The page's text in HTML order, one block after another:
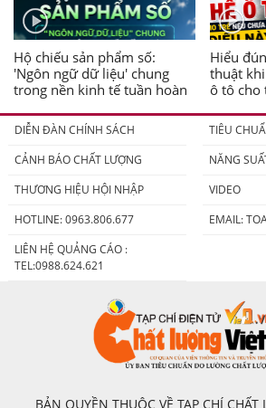
Hộ chiếu sản phẩm số:
'Ngôn ngữ dữ liệu' chung
trong nền kinh tế tuần hoàn
Hiểu
thuật
ô tô cho
DIỄN ĐÀN CHÍNH SÁCH
TIÊU
CẢNH BÁO CHẤT LƯỢNG
NĂNG
THƯƠNG HIỆU HỘI NHẬP
VIDEO
HOTLINE: 0963.806.677
EMAIL:
LIÊN HỆ QUẢNG CÁO :
TEL:0988.624.621
BẢN QUYỀN THUỘC VỀ TẠP CHÍ